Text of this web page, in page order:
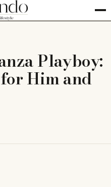
Playboy:
Him and